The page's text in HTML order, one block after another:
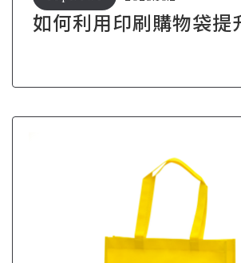
如何利用印刷購物袋提